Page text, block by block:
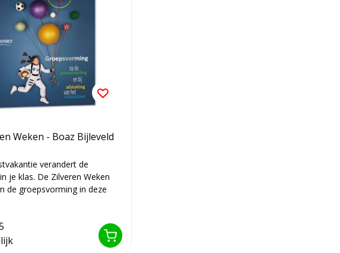
Weken - Boaz Bijleveld
verandert de
je klas. De Zilveren Weken
de groepsvorming in deze